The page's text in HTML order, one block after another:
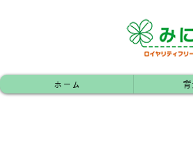
ホーム